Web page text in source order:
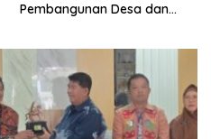
Pembangunan Desa dan